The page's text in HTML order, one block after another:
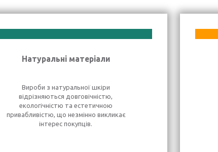
Натуральні матеріали
Вироби з натуральної шкіри
відрізняються довговічністю,
екологічністю та естетичною
привабливістю, що незмінно викликає
інтерес покупців.